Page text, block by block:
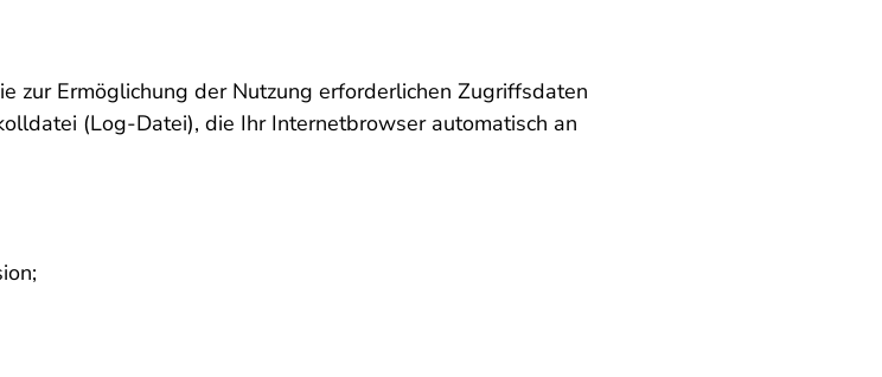
zur Ermöglichung der Nutzung erforderlichen Zugriffsdaten
(Log-Datei), die Ihr Internetbrowser automatisch an